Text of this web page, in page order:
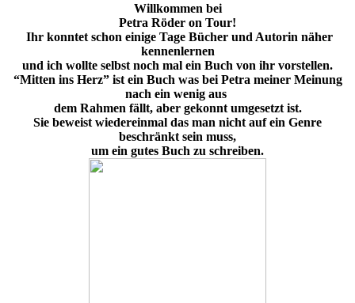
Willkommen bei
Petra Röder on Tour!
Ihr konntet schon einige Tage Bücher und Autorin näher
kennenlernen
und ich wollte selbst noch mal ein Buch von ihr vorstellen.
“Mitten ins Herz” ist ein Buch was bei Petra meiner Meinung
nach ein wenig aus
dem Rahmen fällt, aber gekonnt umgesetzt ist.
Sie beweist wiedereinmal das man nicht auf ein Genre
beschränkt sein muss,
um ein gutes Buch zu schreiben.